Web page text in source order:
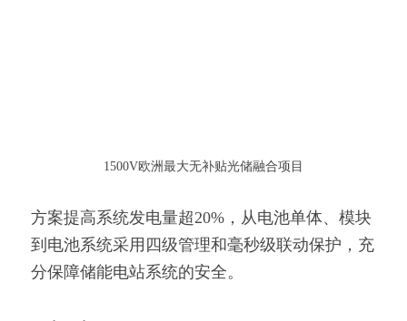
1500V欧洲最大无补贴光储融合项目
方案提高系统发电量超20%，从电池单体、模块
到电池系统采用四级管理和毫秒级联动保护，充
分保障储能电站系统的安全。